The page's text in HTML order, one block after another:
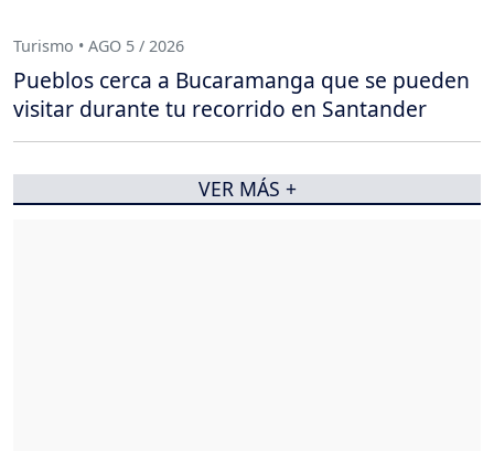
Turismo • AGO 5 / 2026
Pueblos cerca a Bucaramanga que se pueden
visitar durante tu recorrido en Santander
VER MÁS +